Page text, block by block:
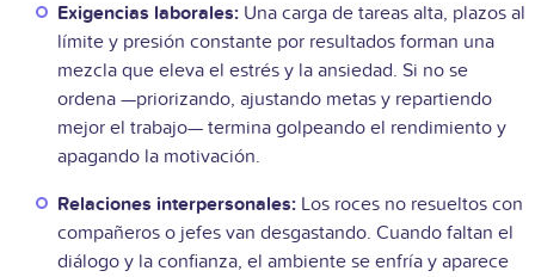
Exigencias laborales: Una carga de tareas alta, plazos al
límite y presión constante por resultados forman una
mezcla que eleva el estrés y la ansiedad. Si no se
ordena —priorizando, ajustando metas y repartiendo
mejor el trabajo— termina golpeando el rendimiento y
apagando la motivación.
Relaciones interpersonales: Los roces no resueltos con
compañeros o jefes van desgastando. Cuando faltan el
diálogo y la confianza, el ambiente se enfría y aparece